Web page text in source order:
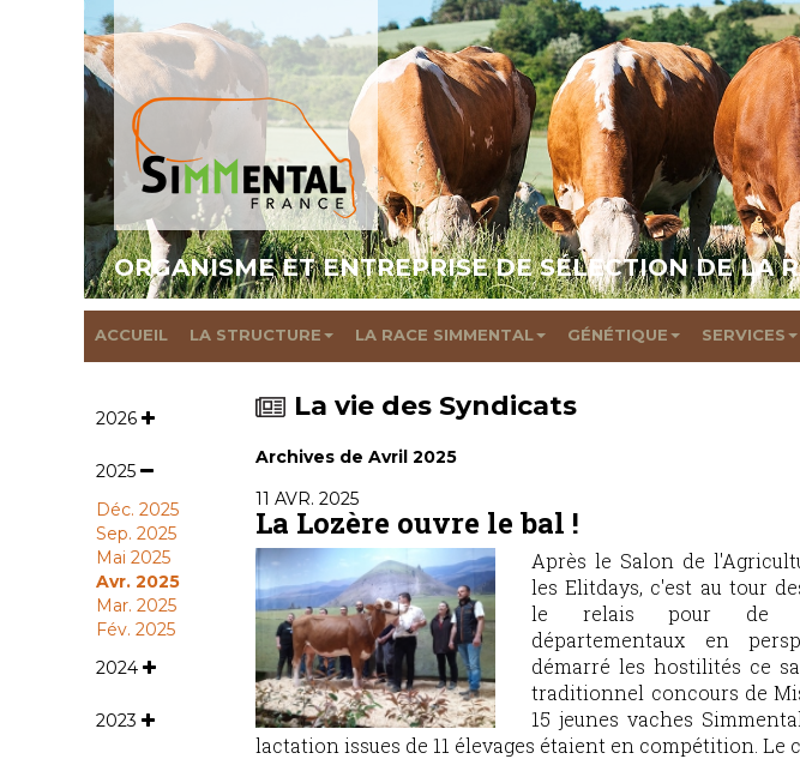
ORGANISME ET ENTREPRISE DE SÉLECTION DE LA
ACCUEIL LA STRUCTURE LA RACE SIMMENTAL GÉNÉTIQUE SERVICES
2026
2025
Déc. 2025
Sep. 2025
Mai 2025
Avr. 2025
Mar. 2025
Fév. 2025
2024
2023
La vie des Syndicats
Archives de Avril 2025
11 AVR. 2025
La Lozère ouvre le bal !
Après le Salon de
les Elitdays, c'est au tour
le relais pour de
départementaux en
démarré les hostilités ce
traditionnel concours de
15 jeunes vaches
lactation issues de 11 élevages étaient en compétition. Le